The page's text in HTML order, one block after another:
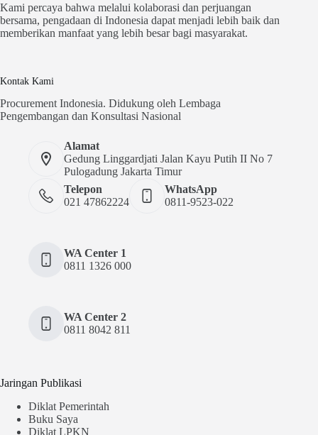
Kami percaya bahwa melalui kolaborasi dan perjuangan
bersama, pengadaan di Indonesia dapat menjadi lebih baik dan
memberikan manfaat yang lebih besar bagi masyarakat.
Kontak Kami
Procurement Indonesia. Didukung oleh Lembaga
Pengembangan dan Konsultasi Nasional
Alamat
Gedung Linggardjati Jalan Kayu Putih II No 7
Pulogadung Jakarta Timur
Telepon
021 47862224
WhatsApp
0811-9523-022
WA Center 1
0811 1326 000
WA Center 2
0811 8042 811
Jaringan Publikasi
Diklat Pemerintah
Buku Saya
Diklat LPKN